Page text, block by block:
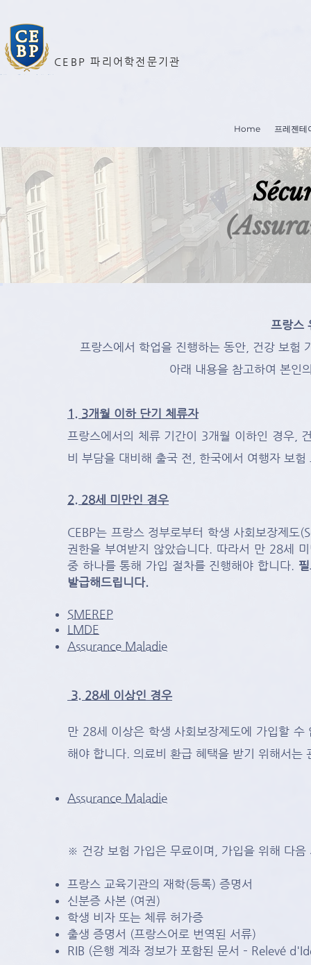
CEBP 파리어학전문기관
Home 프레젠테
프랑스
프랑스에서 학업을 진행하는 동안, 건강 보험
아래 내용을 참고하여 본인
1. 3개월 이하 단기 체류자
프랑스에서의 체류 기간이 3개월 이하인 경우,
비 부담을 대비해 출국 전, 한국에서 여행자 보
2. 28세 미만인 경우
CEBP는 프랑스 정부로부터 학생 사회보장제
권한을 부여받지 않았습니다. 따라서 만 28세
중 하나를 통해 가입 절차를 진행해야 합니다.
발급해드립니다.
SMEREP​
LMDE
Assurance Maladie
3. 28세 이상인 경우
만 28세 이상은 학생 사회보장제도에 가입할
해야 합니다. 의료비 환급 혜택을 받기 위해서
Assurance Maladie
※ 건강 보험 가입은 무료이며, 가입을 위해 다음
프랑스 교육기관의 재학(등록) 증명서
신분증 사본 (여권)
학생 비자 또는 체류 허가증
출생 증명서 (프랑스어로 번역된 서류)
RIB (은행 계좌 정보가 포함된 문서 – Relevé